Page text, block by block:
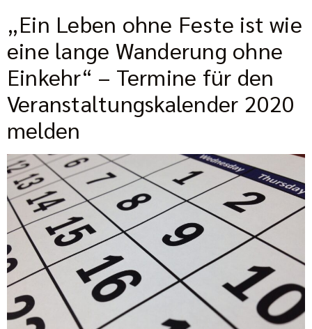
„Ein Leben ohne Feste ist wie
eine lange Wanderung ohne
Einkehr“ – Termine für den
Veranstaltungskalender 2020
melden